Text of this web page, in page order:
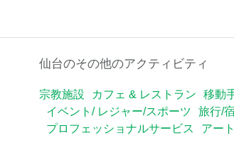
仙台のその他のアクティビティ
宗教施設 カフェ & レストラン 移動
イベント/ レジャー/スポーツ
旅行/
プロフェッショナルサービス
アー